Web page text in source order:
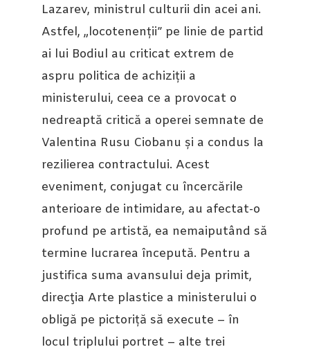
Lazarev, ministrul culturii din acei ani.
Astfel, „locotenenții” pe linie de partid
ai lui Bodiul au criticat extrem de
aspru politica de achiziții a
ministerului, ceea ce a provocat o
nedreaptă critică a operei semnate de
Valentina Rusu Ciobanu și a condus la
rezilierea contractului. Acest
eveniment, conjugat cu încercările
anterioare de intimidare, au afectat-o
profund pe artistă, ea nemaiputând să
termine lucrarea începută. Pentru a
justifica suma avansului deja primit,
direcţia Arte plastice a ministerului o
obligă pe pictoriță să execute – în
locul triplului portret – alte trei